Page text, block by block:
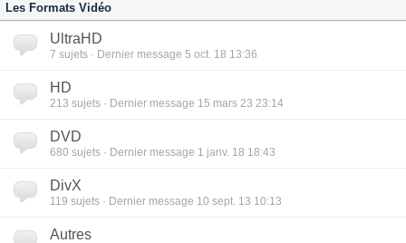
Les Formats Vidéo
UltraHD
7 sujets · Dernier message 5 oct. 18 13:36
HD
213 sujets · Dernier message 15 mars 23 23:14
DVD
680 sujets · Dernier message 1 janv. 18 18:43
DivX
119 sujets · Dernier message 10 sept. 13 10:13
Autres